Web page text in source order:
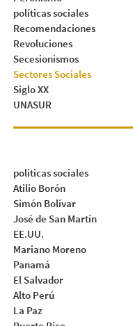
políticas sociales
Recomendaciones
Revoluciones
Secesionismos
Sectores Sociales
Siglo XX
UNASUR
politicas sociales
Atilio Borón
Simón Bolívar
José de San Martín
EE.UU.
Mariano Moreno
Panamá
El Salvador
Alto Perú
La Paz